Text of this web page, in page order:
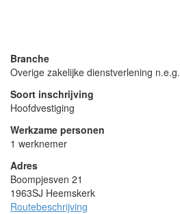
Branche
Overige zakelijke dienstverlening n.e.g.
Soort inschrijving
Hoofdvestiging
Werkzame personen
1 werknemer
Adres
Boompjesven 21
1963SJ Heemskerk
Routebeschrijving